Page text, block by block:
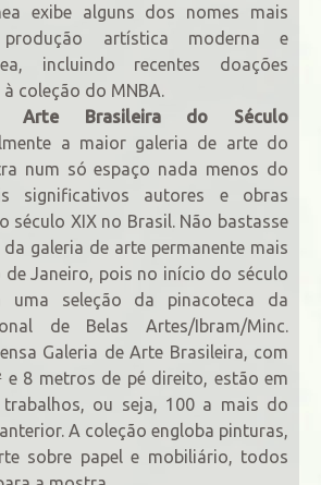
exibe alguns dos nomes mais
produção artística moderna e
incluindo recentes doações
coleção do MNBA.
Arte Brasileira do Século
a maior galeria de arte do
num só espaço nada menos do
significativos autores e obras
século XIX no Brasil. Não bastasse
galeria de arte permanente mais
de Janeiro, pois no início do século
uma seleção da pinacoteca da
de Belas Artes/Ibram/Minc.
Galeria de Arte Brasileira, com
e 8 metros de pé direito, estão em
trabalhos, ou seja, 100 a mais do
A coleção engloba pinturas,
sobre papel e mobiliário, todos